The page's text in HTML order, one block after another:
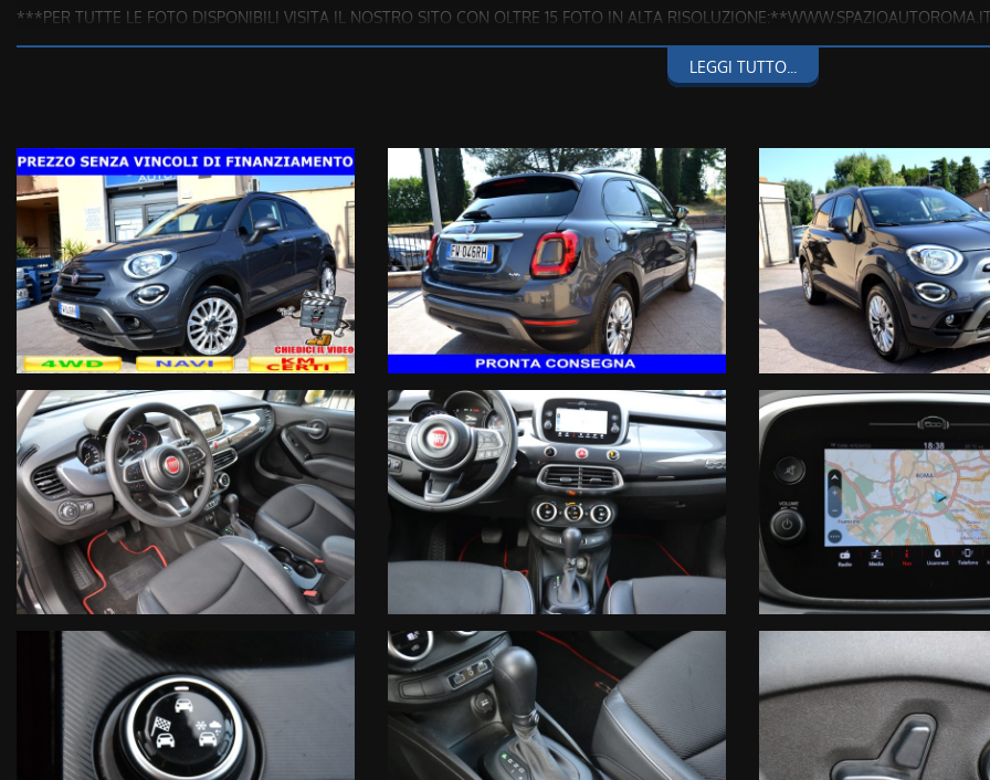
***PER TUTTE LE FOTO DISPONIBILI VISITA IL NOSTRO SITO CON OLTRE 15 FOTO IN ALTA
**CONTATTACI ANCHE PER SMS O WHATSAPP AI NUMERI 3286157237 OPPURE 3286228637**
Il prezzo di acquisto NON E’ VINCOLATO all’apertura di un finanziamento o assicurazioni varie.
TUTTE LE NOSTRE VETTURE SONO A DISPOSIZIONE PER EFFETTUARE QUALSIASI CONTROLLO E STATO D'USO IN CASA MADRE
Modello & Allestimento:
- 500X Cross
- Anno 4/2019
- Km 79000
- Ufficiale Fiat Italia (No Import)
- Vettura regolarmente tagliandata
Motorizzazione & Trasmissione:
- 2.0 mjt 150cv EURO6D Temp
- Trazione integrale
- Cambio automatico DCT
Sicurezza:
- 6Airbag
- Sistema antibloccaggio ABS
- Controllo dinamico della trazione
- Tecnologia DNA Fiat
- Specchietti retrovisori esterni ripiegabili elettricamente
- Immobilizzatore elettronico
- Montaggio seggiolino bambini ISOFIX
- Sensore pressione pneumatici
- Sensori di parcheggio anteriori e posteriori con retrocamera
- Fendinebbia
- Sistema lettura cartelli stradali
- Sistema anticollisione
LEGGI TUTTO...